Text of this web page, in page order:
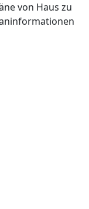
von Haus zu